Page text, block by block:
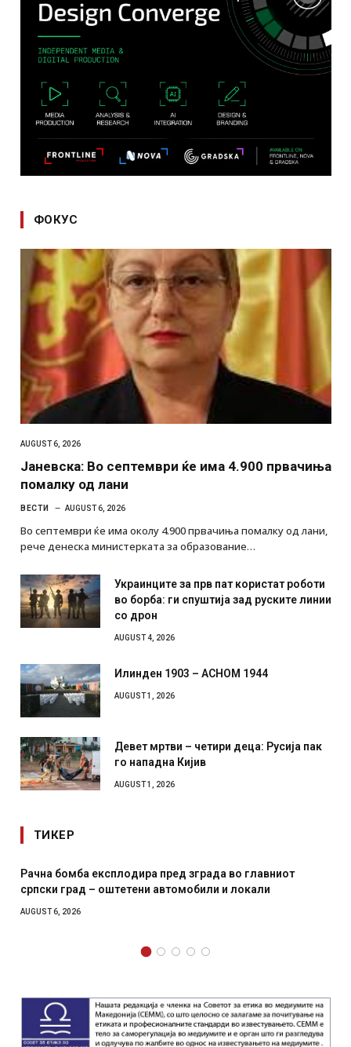
ФОКУС
AUGUST 6, 2026
Јаневска: Во септември ќе има 4.900 првачиња
помалку од лани
ВЕСТИ AUGUST 6, 2026
Во септември ќе има околу 4.900 првачиња помалку од лани,
рече денеска министерката за образование…
Украинците за прв пат користат роботи
во борба: ги спуштија зад руските линии
со дрон
AUGUST 4, 2026
Илинден 1903 – АСНОМ 1944
AUGUST 1, 2026
Девет мртви – четири деца: Русија пак
го нападна Кијив
AUGUST 1, 2026
ТИКЕР
експлодира пред зграда во главниот
– оштетени автомобили и локали
И Данска